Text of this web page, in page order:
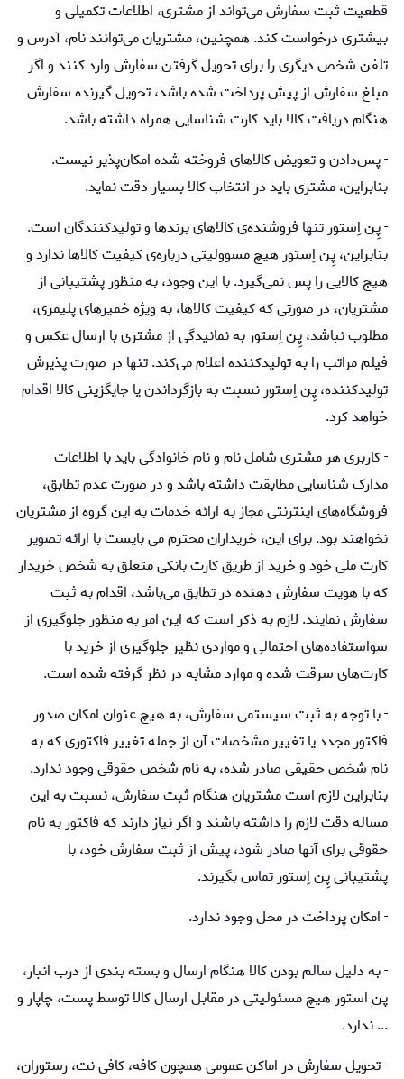
قطعیت ثبت سفارش می‌تواند از مشتری، اطلاعات تکمیلی و
بیشتری درخواست کند. همچنین، مشتریان می‌توانند نام، آدرس و
تلفن شخص دیگری را برای تحویل گرفتن سفارش وارد کنند و اگر
مبلغ سفارش از پیش پرداخت شده باشد، تحویل گیرنده سفارش
هنگام دریافت کالا باید کارت شناسایی همراه داشته باشد.
- پس‌دادن و تعویض کالاهای فروخته شده امکان‌پذیر نیست.
بنابراین، مشتری باید در انتخاب کالا بسیار دقت نماید.
- پِن اِستور تنها فروشنده‌ی کالاهای برندها و تولیدکنندگان است.
بنابراین، پِن اِستور هیچ مسوولیتی درباره‌ی کیفیت کالاها ندارد و
هیج کالایی را پس نمی‌گیرد. با این وجود، به منظور پشتیبانی از
مشتریان، در صورتی که کیفیت کالاها، به ویژه خمیرهای پلیمری،
مطلوب نباشد، پِن اِستور به نمانیدگی از مشتری با ارسال عکس و
فیلم مراتب را به تولیدکننده اعلام می‌کند. تنها در صورت پذیرش
تولیدکننده، پِن اِستور نسبت به بازگرداندن یا جایگزینی کالا اقدام
خواهد کرد.
- کاربری هر مشتری شامل نام و نام خانوادگی باید با اطلاعات
مدارک شناسایی مطابقت داشته باشد و در صورت عدم تطابق،
فروشگاه‌‌های اینترنتی مجاز به ارائه خدمات به این گروه از مشتریان
نخواهند بود. برای این، خریداران محترم می بایست با ارائه تصویر
کارت ملی خود و خرید از طریق کارت بانکی متعلق به شخص خریدار
که با هویت سفارش دهنده در تطابق می‌باشد، اقدام به ثبت
سفارش نمایند. لازم به ذکر است که این امر به منظور جلوگیری از
سواستفاده‌های احتمالی و مواردی نظیر جلوگیری از خرید با
کارت‌های سرقت شده و موارد مشابه در نظر گرفته شده است.
- با توجه به ثبت سیستمی سفارش، به هیچ عنوان امکان صدور
فاکتور مجدد یا تغییر مشخصات آن از جمله تغییر فاکتوری که به
نام شخص حقیقی صادر شده، به نام شخص حقوقی وجود ندارد.
بنابراین لازم است مشتریان هنگام ثبت سفارش، نسبت به این
مساله دقت لازم را داشته باشند و اگر نیاز دارند که فاکتور به نام
حقوقی برای آنها صادر شود، پیش از ثبت سفارش خود، با
پشتیبانی پِن اِستور تماس بگیرند.
- امکان پرداخت در محل وجود ندارد.
- به دلیل سالم بودن کالا هنگام ارسال و بسته بندی از درب انبار،
پن استور هیچ مسئولیتی در مقابل ارسال کالا توسط پست، چاپار و
... ندارد.
- تحویل سفارش در اماکن عمومی همچون کافه، کافی نت، رستوران،